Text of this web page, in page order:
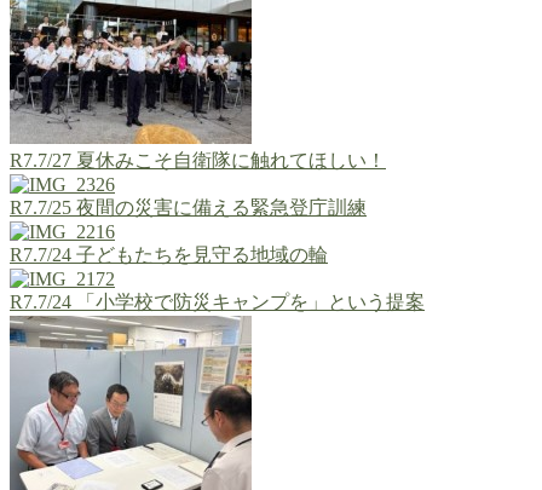
R7.7/27 夏休みこそ自衛隊に触れてほしい！
R7.7/25 夜間の災害に備える緊急登庁訓練
R7.7/24 子どもたちを見守る地域の輪
R7.7/24 「小学校で防災キャンプを」という提案